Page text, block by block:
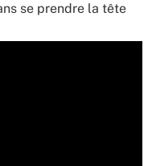
se prendre la tête